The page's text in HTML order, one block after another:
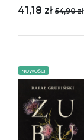
41,18 zł 54,90 zł
NOWOŚCI